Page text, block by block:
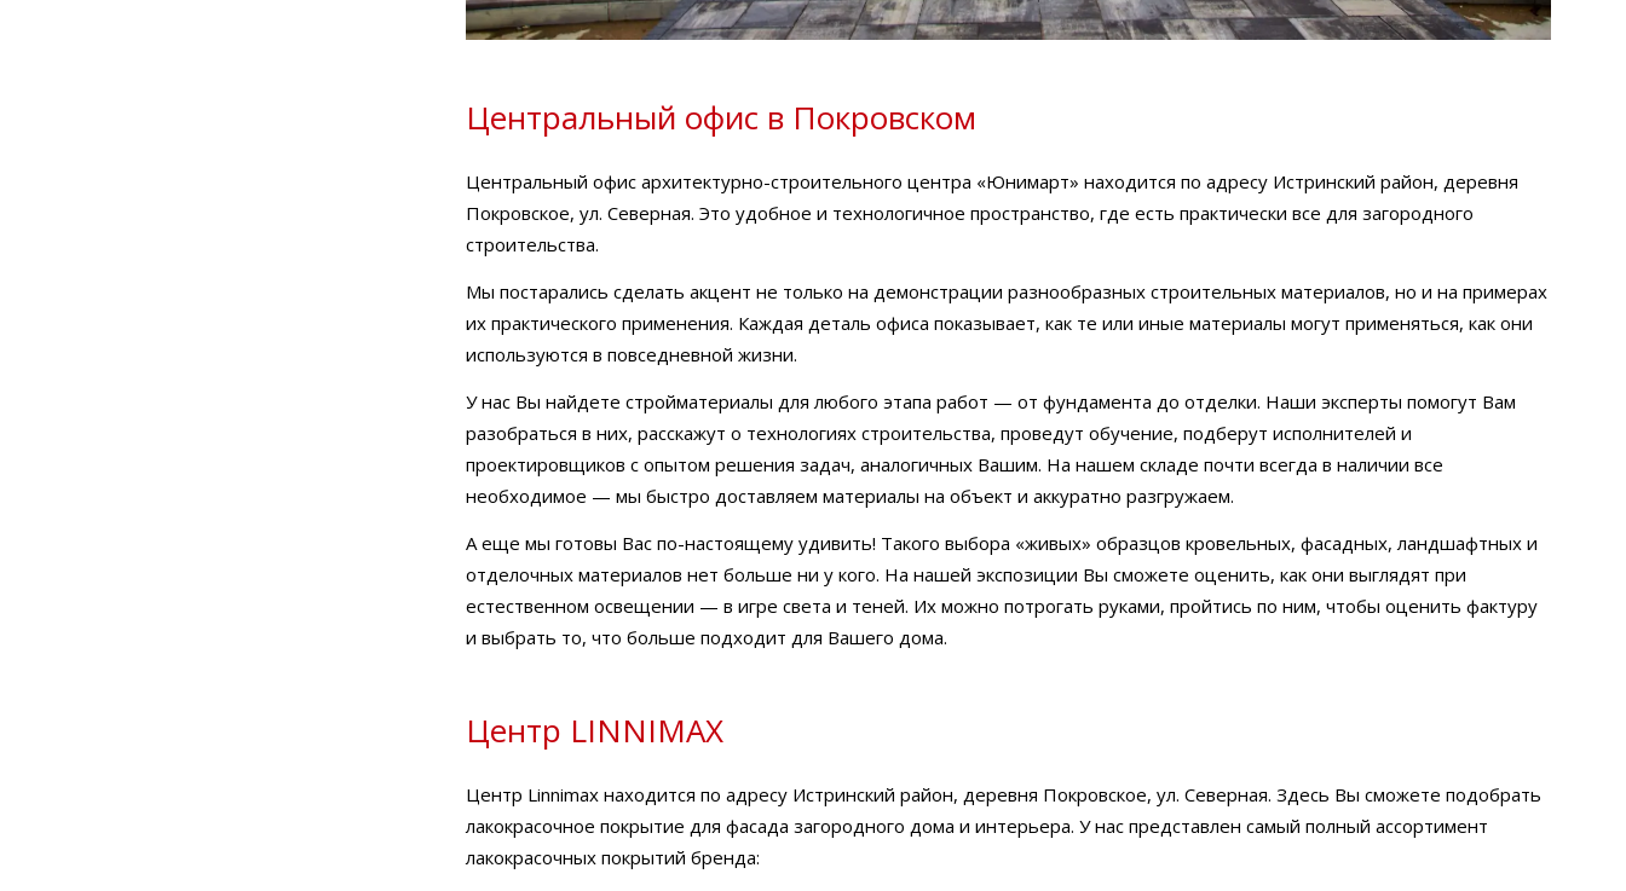
Центральный офис в Покровском
Центральный офис архитектурно-строительного центра «Юнимарт» находится по адресу Истринский район, деревня
Покровское, ул. Северная. Это удобное и технологичное пространство, где есть практически все для загородного
строительства.
Мы постарались сделать акцент не только на демонстрации разнообразных строительных материалов, но и на примерах
их практического применения. Каждая деталь офиса показывает, как те или иные материалы могут применяться, как они
используются в повседневной жизни.
У нас Вы найдете стройматериалы для любого этапа работ — от фундамента до отделки. Наши эксперты помогут Вам
разобраться в них, расскажут о технологиях строительства, проведут обучение, подберут исполнителей и
проектировщиков с опытом решения задач, аналогичных Вашим. На нашем складе почти всегда в наличии все
необходимое — мы быстро доставляем материалы на объект и аккуратно разгружаем.
А еще мы готовы Вас по-настоящему удивить! Такого выбора «живых» образцов кровельных, фасадных, ландшафтных и
отделочных материалов нет больше ни у кого. На нашей экспозиции Вы сможете оценить, как они выглядят при
естественном освещении — в игре света и теней. Их можно потрогать руками, пройтись по ним, чтобы оценить фактуру
и выбрать то, что больше подходит для Вашего дома.
Центр LINNIMAX
Центр Linnimax находится по адресу Истринский район, деревня Покровское, ул. Северная. Здесь Вы сможете подобрать
лакокрасочное покрытие для фасада загородного дома и интерьера. У нас представлен самый полный ассортимент
лакокрасочных покрытий бренда: